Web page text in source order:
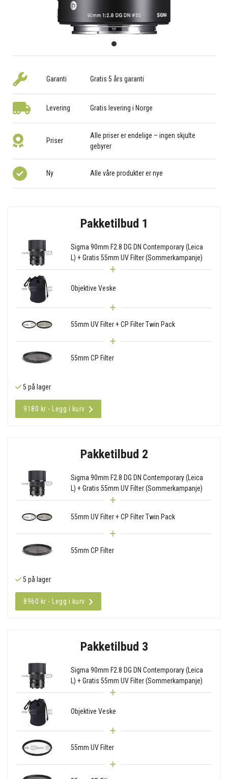
Garanti Gratis 5 års garanti
Levering Gratis levering i Norge
Priser
Alle priser er endelige – ingen skjulte
gebyrer
Ny Alle våre produkter er nye
Pakketilbud 1
Sigma 90mm F2.8 DG DN Contemporary (Leica
L) + Gratis 55mm UV Filter (Sommerkampanje)
Objektive Veske
55mm UV Filter + CP Filter Twin Pack
55mm CP Filter
5 på lager
9180 kr - Legg i kurv
Pakketilbud 2
Sigma 90mm F2.8 DG DN Contemporary (Leica
L) + Gratis 55mm UV Filter (Sommerkampanje)
55mm UV Filter + CP Filter Twin Pack
55mm CP Filter
5 på lager
8960 kr - Legg i kurv
Pakketilbud 3
Sigma 90mm F2.8 DG DN Contemporary (Leica
L) + Gratis 55mm UV Filter (Sommerkampanje)
Objektive Veske
55mm UV Filter